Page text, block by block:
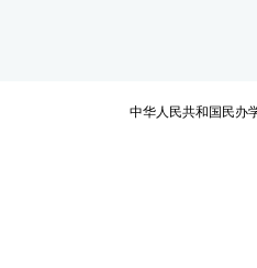
中华人民共和国民办